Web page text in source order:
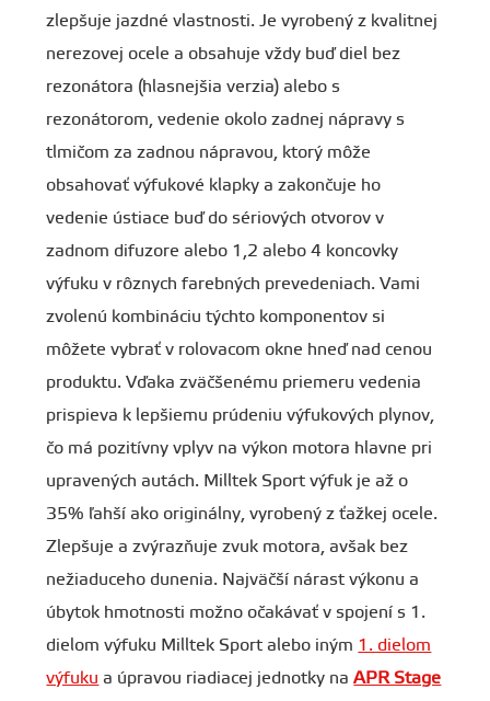
zlepšuje jazdné vlastnosti. Je vyrobený z kvalitnej
nerezovej ocele a obsahuje vždy buď diel bez
rezonátora (hlasnejšia verzia) alebo s
rezonátorom, vedenie okolo zadnej nápravy s
tlmičom za zadnou nápravou, ktorý môže
obsahovať výfukové klapky a zakončuje ho
vedenie ústiace buď do sériových otvorov v
zadnom difuzore alebo 1,2 alebo 4 koncovky
výfuku v rôznych farebných prevedeniach. Vami
zvolenú kombináciu týchto komponentov si
môžete vybrať v rolovacom okne hneď nad cenou
produktu. Vďaka zväčšenému priemeru vedenia
prispieva k lepšiemu prúdeniu výfukových plynov,
čo má pozitívny vplyv na výkon motora hlavne pri
upravených autách. Milltek Sport výfuk je až o
35% ľahší ako originálny, vyrobený z ťažkej ocele.
Zlepšuje a zvýrazňuje zvuk motora, avšak bez
nežiaduceho dunenia. Najväčší nárast výkonu a
úbytok hmotnosti možno očakávať v spojení s 1.
dielom výfuku Milltek Sport alebo iným 1. dielom
výfuku a úpravou riadiacej jednotky naAPR Stage